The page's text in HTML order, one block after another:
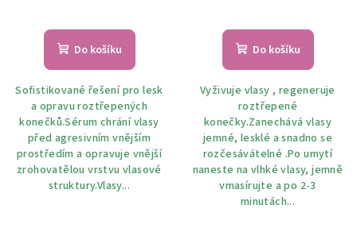
Do košíku
Sofistikované řešení pro lesk
a opravu roztřepených
konečků.Sérum chrání vlasy
před agresivním vnějším
prostředím a opravuje vnější
zrohovatělou vrstvu vlasové
struktury.Vlasy...
Do košíku
Vyživuje vlasy , regeneruje
roztřepené
konečky.Zanechává vlasy
jemné, lesklé a snadno se
rozčesávátelné .Po umytí
naneste na vlhké vlasy, jemně
vmasírujte a po 2-3
minutách...